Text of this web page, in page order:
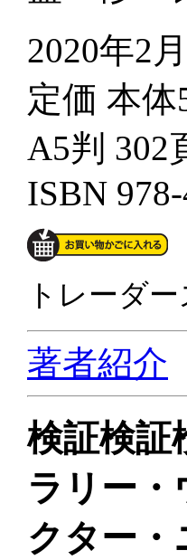
2020年2
定価 本体
A5判 302
ISBN
トレーダ
著者紹介
検証検証
ラリー
クター・